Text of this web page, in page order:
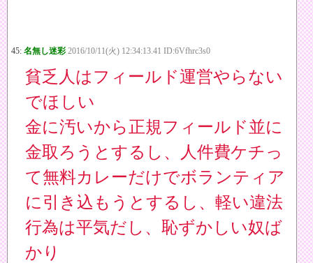
45: 名無し迷彩 2016/10/11(火) 12:34:13.41 ID:6Vfhrc3s0
貧乏人はフィールド運営やらない
でほしい
金に汚いから正規フィールド並に
金取ろうとするし、人件費ケチっ
て無料カレーだけでボランティア
に引き込もうとするし、軽い違法
行為は平気だし、恥ずかしい奴ば
かり